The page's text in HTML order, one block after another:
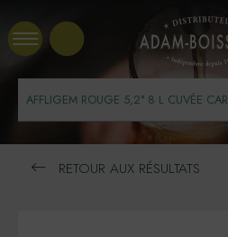
RETOUR AUX RÉSULTATS